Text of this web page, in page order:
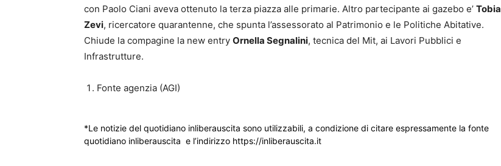
con Paolo Ciani aveva ottenuto la terza piazza alle primarie. Altro partecipante ai gazebo e’ Tobia
Zevi, ricercatore quarantenne, che spunta l’assessorato al Patrimonio e le Politiche Abitative.
Chiude la compagine la new entry Ornella Segnalini, tecnica del Mit, ai Lavori Pubblici e
Infrastrutture.
Fonte agenzia (AGI)
*Le notizie del quotidiano inliberauscita sono utilizzabili, a condizione di citare espressamente la fonte
quotidiano inliberauscita e l’indirizzo https://inliberauscita.it